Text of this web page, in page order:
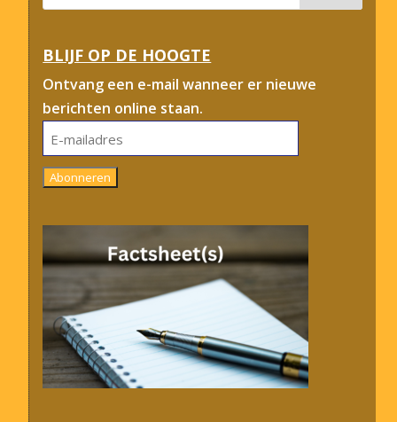
BLIJF OP DE HOOGTE
Ontvang een e-mail wanneer er nieuwe
berichten online staan.
E-
mailadres
Abonneren